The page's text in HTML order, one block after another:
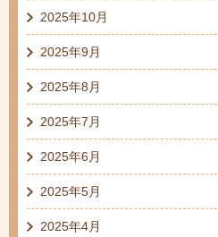
2025年10月
2025年9月
2025年8月
2025年7月
2025年6月
2025年5月
2025年4月